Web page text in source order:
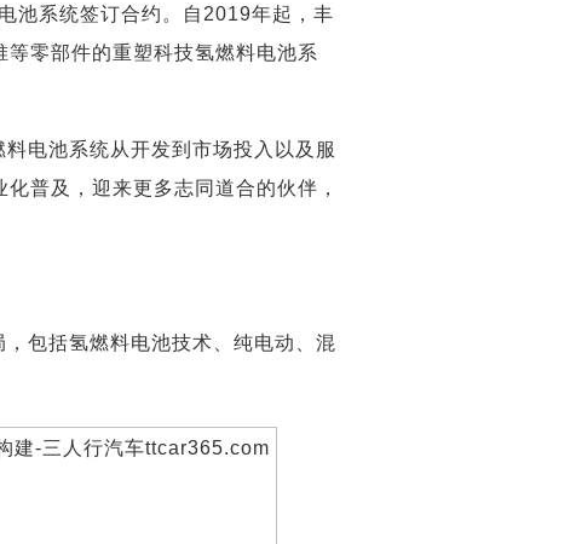
池系统签订合约。自2019年起，丰
零部件的重塑科技氢燃料电池系
电池系统从开发到市场投入以及服
普及，迎来更多志同道合的伙伴，
包括氢燃料电池技术、纯电动、混